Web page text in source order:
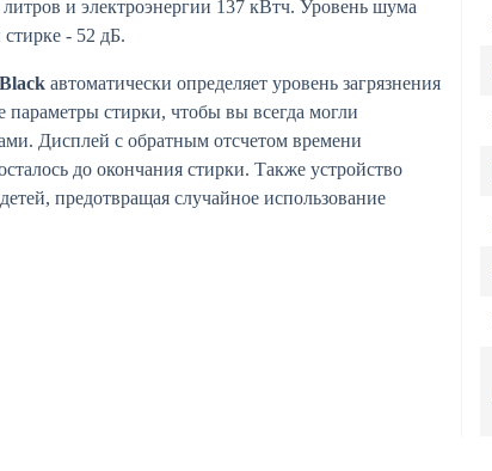
и электроэнергии 137 кВтч. Уровень шума
- 52 дБ.
автоматически определяет уровень загрязнения
параметры стирки, чтобы вы всегда могли
Дисплей с обратным отсчетом времени
до окончания стирки. Также устройство
предотвращая случайное использование